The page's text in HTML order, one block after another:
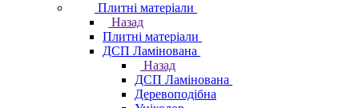
Плитні матеріали
Назад
Плитні матеріали
ДСП Ламінована
Назад
ДСП Ламінована
Деревоподібна